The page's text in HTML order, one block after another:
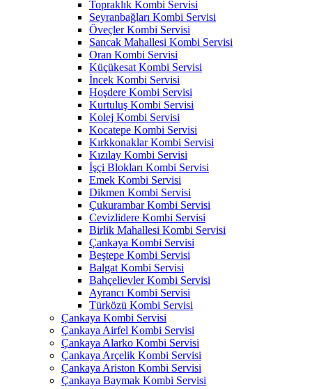
Topraklık Kombi Servisi
Seyranbağları Kombi Servisi
Öveçler Kombi Servisi
Sancak Mahallesi Kombi Servisi
Oran Kombi Servisi
Küçükesat Kombi Servisi
İncek Kombi Servisi
Hoşdere Kombi Servisi
Kurtuluş Kombi Servisi
Kolej Kombi Servisi
Kocatepe Kombi Servisi
Kırkkonaklar Kombi Servisi
Kızılay Kombi Servisi
İşçi Blokları Kombi Servisi
Emek Kombi Servisi
Dikmen Kombi Servisi
Çukurambar Kombi Servisi
Cevizlidere Kombi Servisi
Birlik Mahallesi Kombi Servisi
Çankaya Kombi Servisi
Beştepe Kombi Servisi
Balgat Kombi Servisi
Bahçelievler Kombi Servisi
Ayrancı Kombi Servisi
Türközü Kombi Servisi
Çankaya Kombi Servisi
Çankaya Airfel Kombi Servisi
Çankaya Alarko Kombi Servisi
Çankaya Arçelik Kombi Servisi
Çankaya Ariston Kombi Servisi
Çankaya Baymak Kombi Servisi